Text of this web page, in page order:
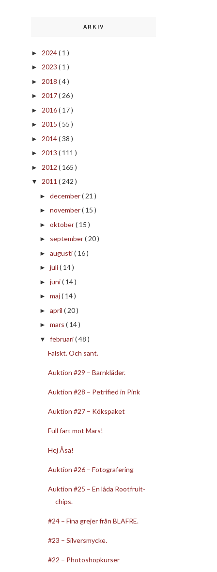
ARKIV
► 2024( 1 )
► 2023 ( 1 )
► 2018 ( 4 )
► 2017( 26 )
► 2016( 17 )
► 2015 ( 55 )
► 2014( 38 )
► 2013 ( 111 )
► 2012 ( 165 )
▼ 2011 ( 242 )
► december( 21 )
► november( 15 )
► oktober( 15 )
► september( 20 )
► augusti( 16 )
► juli( 14 )
► juni( 14 )
► maj( 14 )
► april ( 20 )
► mars ( 14 )
▼ februari( 48 )
Falskt. Och sant.
Auktion #29 – Barnkläder.
Auktion #28 – Petrified in Pink
Auktion #27 – Kökspaket
Full fart mot Mars!
Hej Åsa!
Auktion #26 – Fotografering
Auktion #25 – En låda Rootfruit-
chips.
#24 – Fina grejer från BLAFRE.
#23 – Silversmycke.
#22 – Photoshopkurser